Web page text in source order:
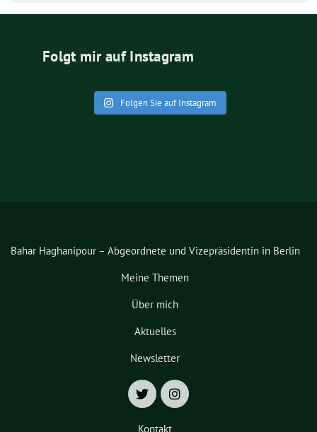
Folgt mir auf Instagram
Folgen Sie auf Instagram
Bahar Haghanipour – Abgeordnete und Vizepräsidentin in Berlin
Meine Themen
Über mich
Aktuelles
Newsletter
Kontakt